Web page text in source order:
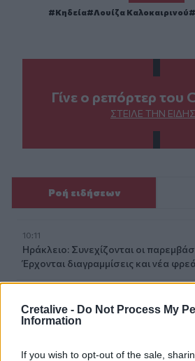
Cretalive - Do Not Process My
Information
If you wish to opt-out of the sale,
Κηδεία Λουίζα Καλοκαιρινού
Γίνε ο ρεπόρτερ του
ΣΤΕΊΛΕ ΤΗΝ
Ροή ειδήσεων
10:11
Ηράκλειο: Συνεχίζονται οι
Έρχονται διαγραμμίσεις και νέα
Άγιος Νικόλαος: Αγροτικό
Ιράν: Η συμφωνία με το Ομάν δεν